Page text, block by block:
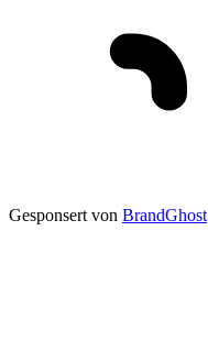
Gesponsert von BrandGhost